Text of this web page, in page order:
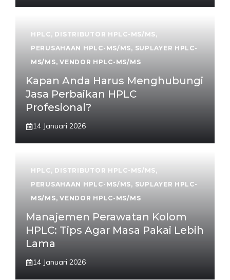
HPLC, DISTRIBUTOR HPLC-MS/MS,
PERUSAHAAN HPLC-MS/MS, SUPLAYER HPLC-
MS/MS,VENDOR HPLC-MS/MS
Kapan Anda Harus Menghubungi
Jasa Perbaikan HPLC
Profesional?
14 Januari 2026
HPLC, DISTRIBUTOR HPLC-MS/MS,
PERUSAHAAN HPLC-MS/MS, SUPLAYER HPLC-
MS/MS,VENDOR HPLC-MS/MS
Manajemen Perawatan Kolom
HPLC: Tips Agar Masa Pakai Lebih
Lama
14 Januari 2026